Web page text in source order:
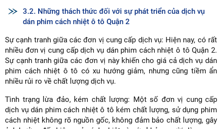
3.2. Những thách thức đối với sự phát triển của dịch vụ
dán phim cách nhiệt ô tô Quận 2
Sự cạnh tranh giữa các đơn vị cung cấp dịch vụ: Hiện nay, có rất
nhiều đơn vị cung cấp dịch vụ dán phim cách nhiệt ô tô Quận 2.
Sự cạnh tranh giữa các đơn vị này khiến cho giá cả dịch vụ dán
phim cách nhiệt ô tô có xu hướng giảm, nhưng cũng tiềm ẩn
nhiều rủi ro về chất lượng dịch vụ.
Tình trạng lừa đảo, kém chất lượng: Một số đơn vị cung cấp
dịch vụ dán phim cách nhiệt ô tô kém chất lượng, sử dụng phim
cách nhiệt không rõ nguồn gốc, không đảm bảo chất lượng, gây